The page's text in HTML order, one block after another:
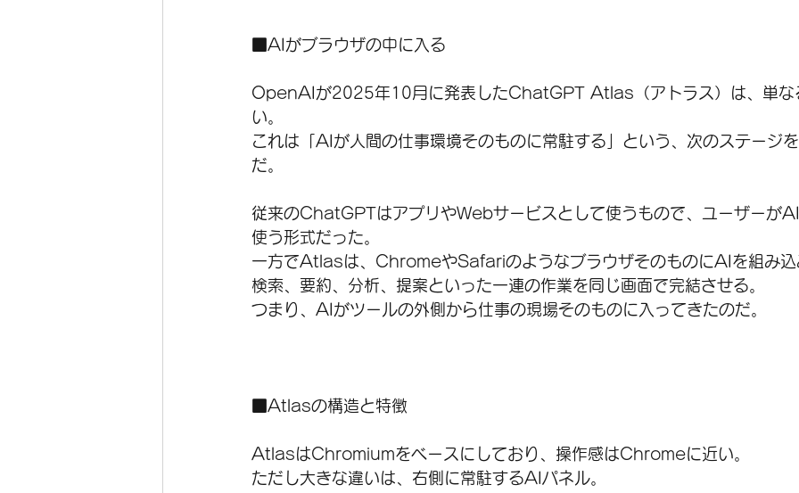
■AIがブラウザの中に入る
OpenAIが2025年10月に発表したChatGPT Atlas（アトラス）は、単な
い。
これは「AIが人間の仕事環境そのものに常駐する」という、次のステージ
だ。
従来のChatGPTはアプリやWebサービスとして使うもので、ユーザーが
使う形式だった。
一方でAtlasは、ChromeやSafariのようなブラウザそのものにAIを組み込
検索、要約、分析、提案といった一連の作業を同じ画面で完結させる。
つまり、AIがツールの外側から仕事の現場そのものに入ってきたのだ。
■Atlasの構造と特徴
AtlasはChromiumをベースにしており、操作感はChromeに近い。
ただし大きな違いは、右側に常駐するAIパネル。